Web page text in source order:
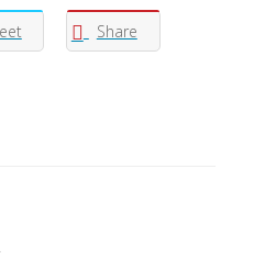
Share